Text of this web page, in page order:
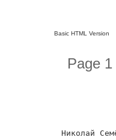
Basic HTML Version
Page
Николай